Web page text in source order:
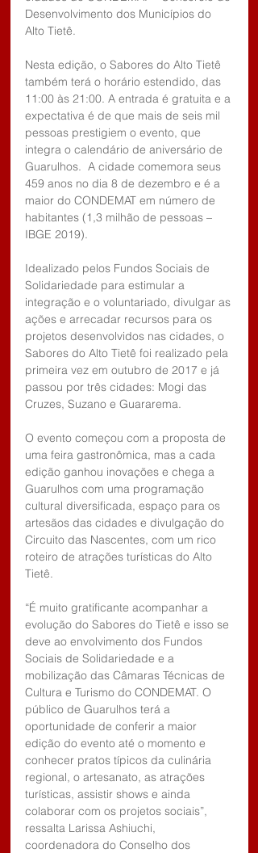
Desenvolvimento dos Municípios do
Alto Tietê.
Nesta edição, o Sabores do Alto Tietê
também terá o horário estendido, das
11:00 às 21:00. A entrada é gratuita e a
expectativa é de que mais de seis mil
pessoas prestigiem o evento, que
integra o calendário de aniversário de
Guarulhos.  A cidade comemora seus
459 anos no dia 8 de dezembro e é a
maior do CONDEMAT em número de
habitantes (1,3 milhão de pessoas –
IBGE 2019).
Idealizado pelos Fundos Sociais de
Solidariedade para estimular a
integração e o voluntariado, divulgar as
ações e arrecadar recursos para os
projetos desenvolvidos nas cidades, o
Sabores do Alto Tietê foi realizado pela
primeira vez em outubro de 2017 e já
passou por três cidades: Mogi das
Cruzes, Suzano e Guararema.
O evento começou com a proposta de
uma feira gastronômica, mas a cada
edição ganhou inovações e chega a
Guarulhos com uma programação
cultural diversificada, espaço para os
artesãos das cidades e divulgação do
Circuito das Nascentes, com um rico
roteiro de atrações turísticas do Alto
Tietê.
“É muito gratificante acompanhar a
evolução do Sabores do Tietê e isso se
deve ao envolvimento dos Fundos
Sociais de Solidariedade e a
mobilização das Câmaras Técnicas de
Cultura e Turismo do CONDEMAT. O
público de Guarulhos terá a
oportunidade de conferir a maior
edição do evento até o momento e
conhecer pratos típicos da culinária
regional, o artesanato, as atrações
turísticas, assistir shows e ainda
colaborar com os projetos sociais”,
ressalta Larissa Ashiuchi,
coordenadora do Conselho dos